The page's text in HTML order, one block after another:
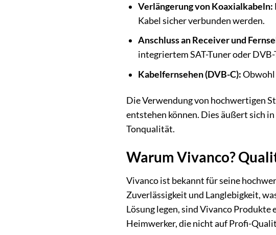
Verlängerung von Koaxialkabeln:
Kabel sicher verbunden werden.
Anschluss an Receiver und
integriertem SAT-Tuner oder
Kabelfernsehen (DVB-C):Obwohl
Die Verwendung von hochwertigen
entstehen können. Dies äußert sich
Tonqualität.
Warum Vivanco?
Vivanco ist bekannt für seine
Zuverlässigkeit und Langlebigkeit,
Lösung legen, sind Vivanco
Heimwerker, die nicht auf Profi-